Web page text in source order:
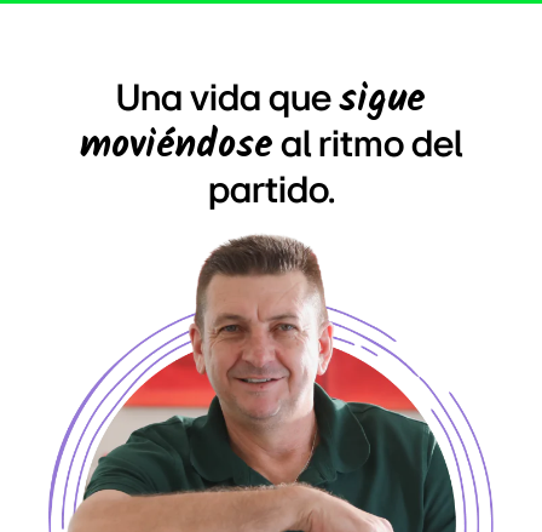
Una vida quesigue
moviéndose al ritmo del
partido.